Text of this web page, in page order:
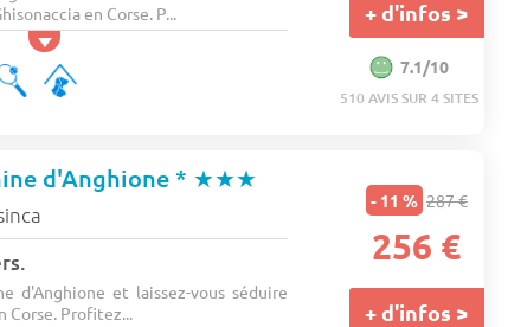
en Corse. P...
+ d'infos >
7.1/10
510 AVIS SUR 4 SITES
d'Anghione * ★★★
d'Anghione et laissez-vous séduire
Corse. Profitez...
- 11 % 287 €
256 €
+ d'infos >